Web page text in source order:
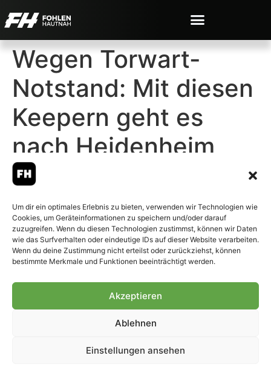
Um dir ein optimales Erlebnis zu bieten, verwenden wir Technologien wie
Cookies, um Geräteinformationen zu speichern und/oder darauf
zuzugreifen. Wenn du diesen Technologien zustimmst, können wir Daten
wie das Surfverhalten oder eindeutige IDs auf dieser Website verarbeiten.
Wenn du deine Zustimmung nicht erteilst oder zurückziehst, können
bestimmte Merkmale und Funktionen beeinträchtigt werden.
Akzeptieren
Ablehnen
Einstellungen ansehen
Wegen Torwart-
Notstand: Mit diesen
Keepern geht es
nach Heidenheim
© 2007-2026 Fohlen-Hautnah.de
– Alle rechte vorbehalten.
Fohlen-Hautnah.de ist ein
offiziell eingetragenes Magazin